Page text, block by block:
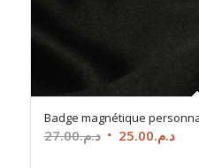
Badge magnétique
د.م.27.00
Le
د.م.25.00
Le